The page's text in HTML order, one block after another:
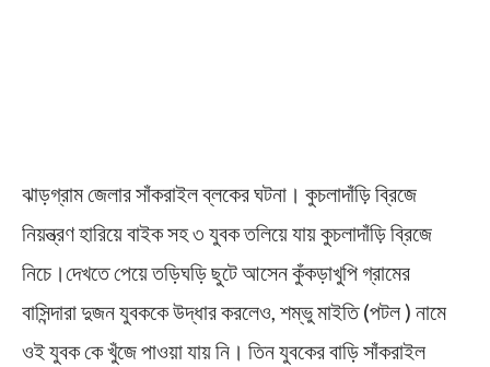
ঝাড়গ্রাম জেলার সাঁকরাইল ব্লকের ঘটনা। কুচলাদাঁড়ি ব্রিজে
নিয়ন্ত্রণ হারিয়ে বাইক সহ ৩ যুবক তলিয়ে যায় কুচলাদাঁড়ি ব্রিজে
নিচে।দেখতে পেয়ে তড়িঘড়ি ছুটে আসেন কুঁকড়াখুপি গ্রামের
বাসিন্দারা দুজন যুবককে উদ্ধার করলেও, শম্ভু মাইতি (পটল ) নামে
ওই যুবক কে খুঁজে পাওয়া যায় নি। তিন যুবকের বাড়ি সাঁকরাইল